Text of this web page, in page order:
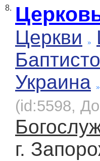
8.
Церкви
Украина
(id:5598,
г.